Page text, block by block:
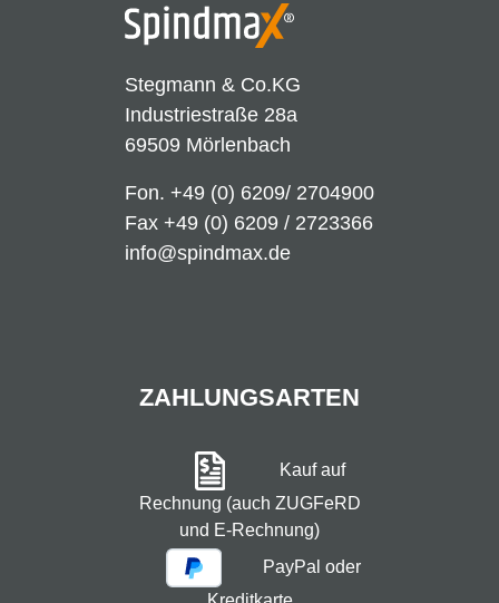
Stegmann & Co.KG
Industriestraße 28a
69509 Mörlenbach
Fon. +49 (0) 6209/ 2704900
Fax +49 (0) 6209 / 2723366
info@spindmax.de
ZAHLUNGSARTEN
Kauf auf
Rechnung (auch ZUGFeRD
und E-Rechnung)
PayPal oder